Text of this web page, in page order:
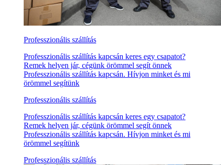
Professzionális szállítás
Professzionális szállítás kapcsán keres egy csapatot?
Remek helyen jár, cégünk örömmel segít önnek
Professzionális szállítás kapcsán. Hívjon minket és mi
örömmel segítünk
Professzionális szállítás
Professzionális szállítás kapcsán keres egy csapatot?
Remek helyen jár, cégünk örömmel segít önnek
Professzionális szállítás kapcsán. Hívjon minket és mi
örömmel segítünk
Professzionális szállítás